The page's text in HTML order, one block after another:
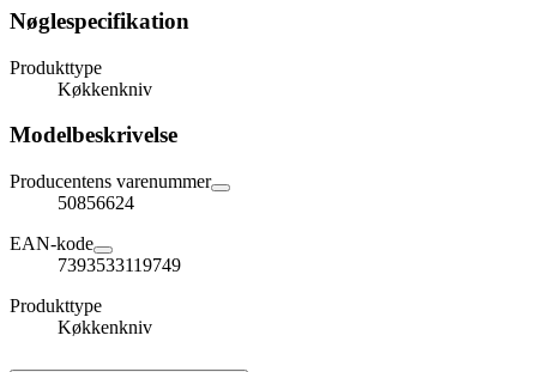
Nøglespecifikation
Produkttype
Køkkenkniv
Modelbeskrivelse
Producentens varenummer
50856624
EAN-kode
7393533119749
Produkttype
Køkkenkniv